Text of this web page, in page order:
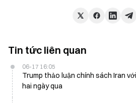
Tin tức liên quan
06-17 16:05
Trump thảo luận chính sách Iran
hai ngày qua